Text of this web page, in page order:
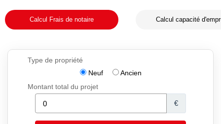
Calcul Frais de notaire Calcul capacité